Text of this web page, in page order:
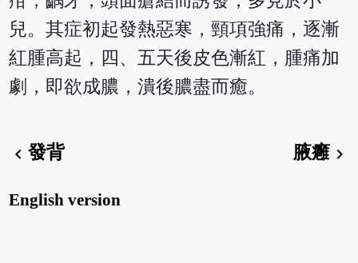
兒。其症初起發熱惡寒，頸項強痛，逐漸
紅腫高起，四、五天後皮色漸紅，腫痛加
劇，即欲成膿，潰後膿盡而癒。
chevron_left發背 腋癰chevron_right
English version